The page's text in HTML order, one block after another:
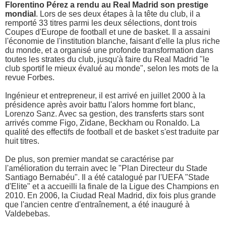
Florentino Pérez a rendu au Real Madrid son prestige
mondial . Lors de ses deux étapes à la tête du club, il a
remporté 33 titres parmi les deux sélections, dont trois
Coupes d'Europe de football et une de basket. Il a assaini
l'économie de l'institution blanche, faisant d'elle la plus riche
du monde, et a organisé une profonde transformation dans
toutes les strates du club, jusqu'à faire du Real Madrid "le
club sportif le mieux évalué au monde", selon les mots de la
revue Forbes.
Ingénieur et entrepreneur, il est arrivé en juillet 2000 à la
présidence après avoir battu l'alors homme fort blanc,
Lorenzo Sanz. Avec sa gestion, des transferts stars sont
arrivés comme Figo, Zidane, Beckham ou Ronaldo. La
qualité des effectifs de football et de basket s'est traduite par
huit titres.
De plus, son premier mandat se caractérise par
l'amélioration du terrain avec le "Plan Directeur du Stade
Santiago Bernabéu". Il a été catalogué par l'UEFA "Stade
d'Elite" et a accueilli la finale de la Ligue des Champions en
2010. En 2006, la Ciudad Real Madrid, dix fois plus grande
que l'ancien centre d'entraînement, a été inauguré à
Valdebebas.